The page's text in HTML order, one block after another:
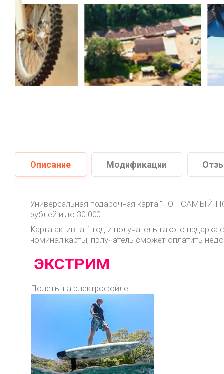
Описание Модификации
Универсальная подарочная карта "ТОТ САМЫЙ
рублей и до 30.000.
Карта активна 1 год и получатель такого
номинал карты, получатель сможет оплатить
ЭКСТРИМ
Полеты на электрофойле